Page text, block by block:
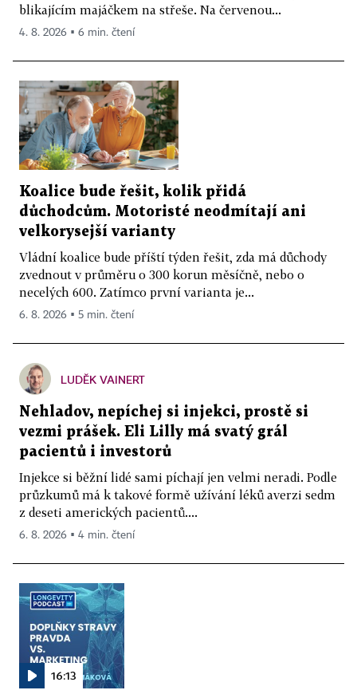
blikajícím majáčkem na střeše. Na červenou...
4. 8. 2026 ▪ 6 min. čtení
Koalice bude řešit, kolik přidá
důchodcům. Motoristé neodmítají ani
velkorysejší varianty
Vládní koalice bude příští týden řešit, zda má důchody
zvednout v průměru o 300 korun měsíčně, nebo o
necelých 600. Zatímco první varianta je...
6. 8. 2026 ▪ 5 min. čtení
LUDĚK VAINERT
Nehladov, nepíchej si injekci, prostě si
vezmi prášek. Eli Lilly má svatý grál
pacientů i investorů
Injekce si běžní lidé sami píchají jen velmi neradi. Podle
průzkumů má k takové formě užívání léků averzi sedm
z deseti amerických pacientů....
6. 8. 2026 ▪ 4 min. čtení
16:13